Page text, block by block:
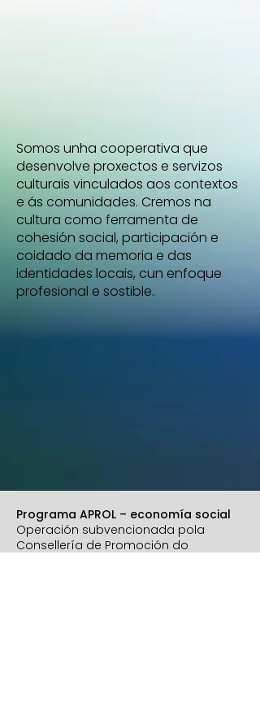
Somos unha cooperativa que
desenvolve proxectos e servizos
culturais vinculados aos contextos
e ás comunidades. Cremos na
cultura como ferramenta de
cohesión social, participación e
coidado da memoria e das
identidades locais, cun enfoque
profesional e sostible.
Programa APROL – economía social
Operación subvencionada pola
Consellería de Promoción do